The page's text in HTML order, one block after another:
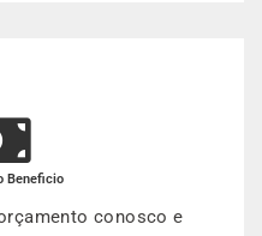
Beneficio
conosco e